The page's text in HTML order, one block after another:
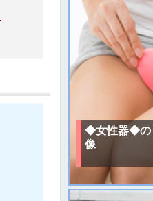
◆女性器◆の
像